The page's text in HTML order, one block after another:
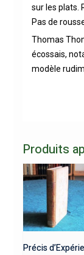
sur les plats.
Pas de
Thomas
écossais,
modèle
Produits
Précis